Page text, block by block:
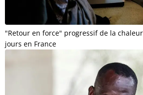
"Retour en force" progressif de la
jours en France